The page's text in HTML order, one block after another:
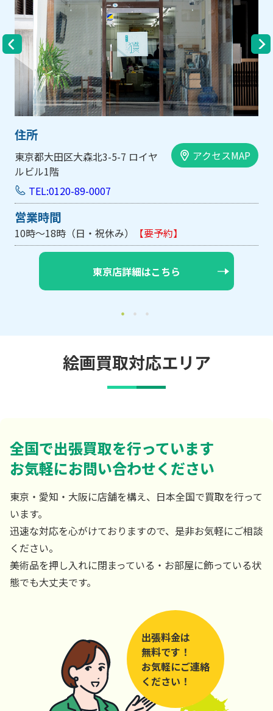
住所
大阪市中央区内平野町1-1-5 西大
手前ビル103号
アクセスMAP
TEL:0120-89-0007
営業時間
10時～18時（日・祝休み/土曜は不定休）
大阪店詳細はこちら
絵画買取対応エリア
全国で出張買取を行っています
お気軽にお問い合わせください
東京・愛知・大阪に店舗を構え、日本全国で買取を行って
います。
迅速な対応を心がけておりますので、是非お気軽にご相談
ください。
美術品を押し入れに閉まっている・お部屋に飾っている状
態でも大丈夫です。
出張料金は
無料です！
お気軽にご連絡
ください！